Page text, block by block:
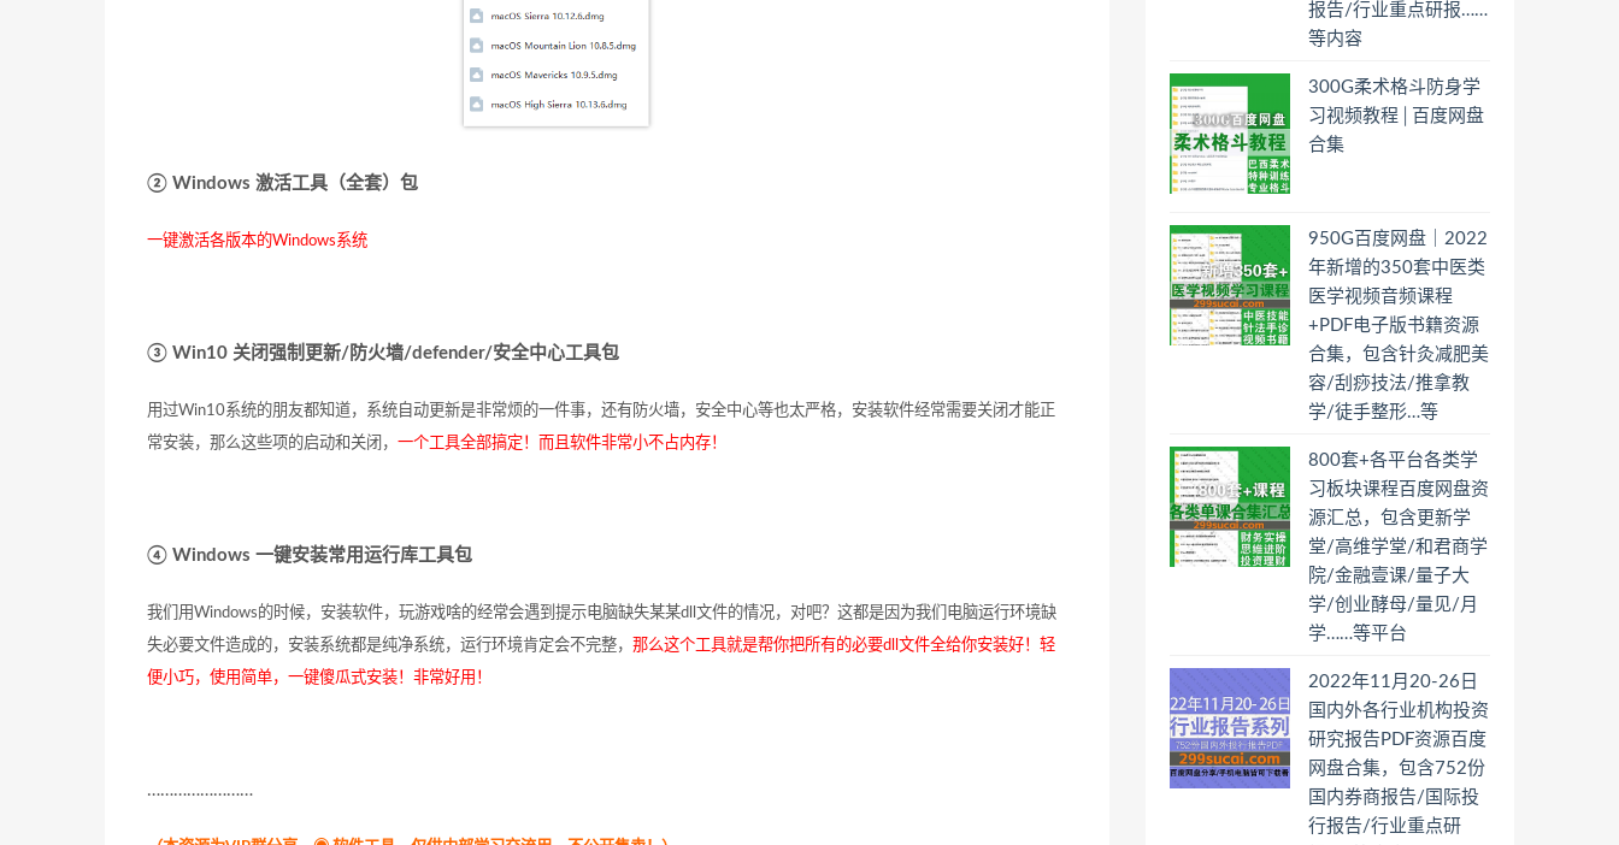
② Windows 激活工具（全套）包
一键激活各版本的Windows系统
③ Win10 关闭强制更新/防火墙/defender/安全中心工具包
用过Win10系统的朋友都知道，系统自动更新是非常烦的一件事，还有防火墙，安全中心等也太严格，安装软件经常需要关闭才能正
常安装，那么这些项的启动和关闭， 一个工具全部搞定！而且软件非常小不占内存！
④ Windows 一键安装常用运行库工具包
我们用Windows的时候，安装软件，玩游戏啥的经常会遇到提示电脑缺失某某dll文件的情况，对吧？这都是因为我们电脑运行环境缺
失必要文件造成的，安装系统都是纯净系统，运行环境肯定会不完整， 那么这个工具就是帮你把所有的必要dll文件全给你安装好！轻
便小巧，使用简单，一键傻瓜式安装！非常好用！
……………………
报告/行业重点研报……
等内容
300G柔术格斗防身学
习视频教程│百度网盘
合集
950G百度网盘｜2022
年新增的350套中医类
医学视频音频课程
+PDF电子版书籍资源
合集，包含针灸减肥美
容/刮痧技法/推拿教
学/徒手整形…等
800套+各平台各类学
习板块课程百度网盘资
源汇总，包含更新学
堂/高维学堂/和君商学
院/金融壹课/量子大
学/创业酵母/量见/月
学……等平台
2022年11月20-26日
国内外各行业机构投资
研究报告PDF资源百度
网盘合集，包含752份
国内券商报告/国际投
行报告/行业重点研